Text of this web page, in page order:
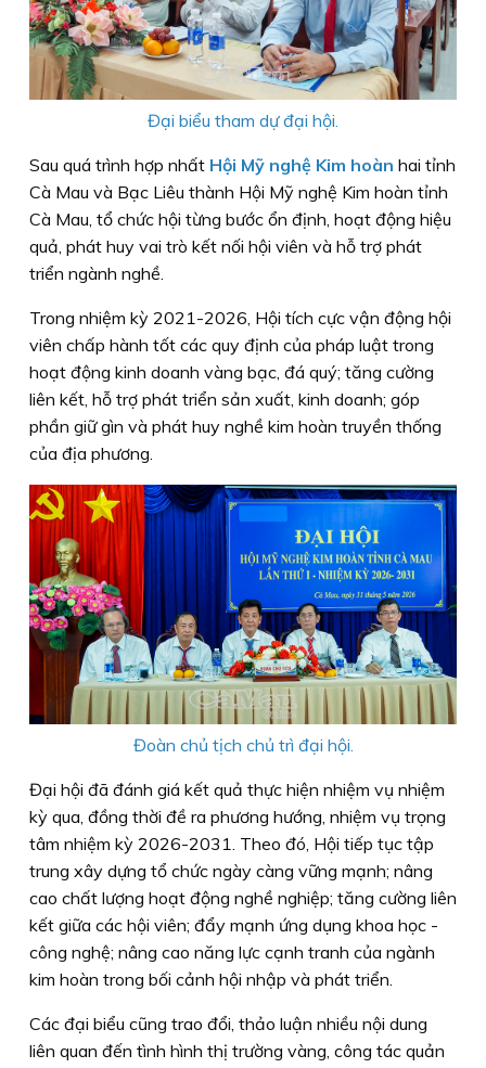
Đại biểu tham dự đại hội.
Sau quá trình hợp nhất Hội Mỹ nghệ Kim hoàn hai tỉnh
Cà Mau và Bạc Liêu thành Hội Mỹ nghệ Kim hoàn tỉnh
Cà Mau, tổ chức hội từng bước ổn định, hoạt động hiệu
quả, phát huy vai trò kết nối hội viên và hỗ trợ phát
triển ngành nghề.
Trong nhiệm kỳ 2021-2026, Hội tích cực vận động hội
viên chấp hành tốt các quy định của pháp luật trong
hoạt động kinh doanh vàng bạc, đá quý; tăng cường
liên kết, hỗ trợ phát triển sản xuất, kinh doanh; góp
phần giữ gìn và phát huy nghề kim hoàn truyền thống
của địa phương.
Đoàn chủ tịch chủ trì đại hội.
Đại hội đã đánh giá kết quả thực hiện nhiệm vụ nhiệm
kỳ qua, đồng thời đề ra phương hướng, nhiệm vụ trọng
tâm nhiệm kỳ 2026-2031. Theo đó, Hội tiếp tục tập
trung xây dựng tổ chức ngày càng vững mạnh; nâng
cao chất lượng hoạt động nghề nghiệp; tăng cường liên
kết giữa các hội viên; đẩy mạnh ứng dụng khoa học -
công nghệ; nâng cao năng lực cạnh tranh của ngành
kim hoàn trong bối cảnh hội nhập và phát triển.
Các đại biểu cũng trao đổi, thảo luận nhiều nội dung
liên quan đến tình hình thị trường vàng, công tác quản